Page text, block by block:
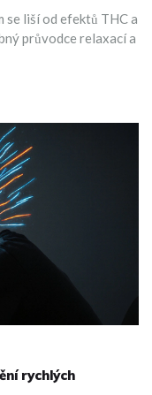
se liší od efektů THC a
průvodce relaxací a
rychlých